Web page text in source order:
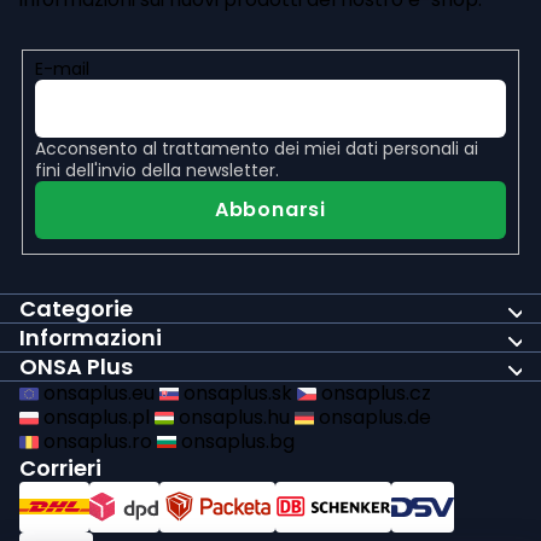
E-mail
Acconsento al trattamento dei miei dati personali ai
fini dell'invio della newsletter.
Abbonarsi
Categorie
Informazioni
ONSA Plus
onsaplus.eu onsaplus.sk
onsaplus.cz
onsaplus.pl
onsaplus.hu
onsaplus.de
onsaplus.ro
onsaplus.bg
Corrieri